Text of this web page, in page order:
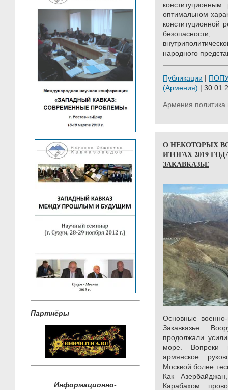
Партнёры
Информационно-
оптимальном
конституционной
безопасности,
народного
Публикации |
(Армения) |
Армения
О НЕКОТОРЫХ
ИТОГАХ 2019
ЗАКАВКАЗЬЕ
Основные военно-
Закавказье.
продолжали
море. Вопреки
армянское
Москвой более
Как
Карабахом